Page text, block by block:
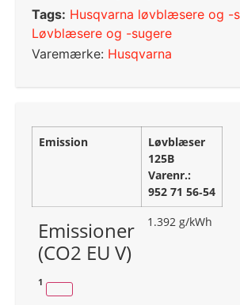
Tags: Husqvarna løvblæsere og -
Løvblæsere og -sugere
Varemærke: Husqvarna
Emission
Løvblæser
125B
Varenr.:
952 71 56‑54
Emissioner
(CO2 EU V)
1
1.392 g/kWh